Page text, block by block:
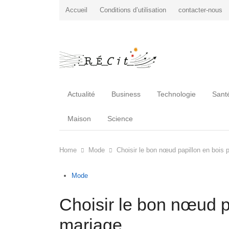
Accueil Conditions d’utilisation contacter-nous
Actualité Business Technologie
Maison Science
Home Mode Choisir le bon nœud papillon en bois
Mode
Choisir le bon nœud
mariage